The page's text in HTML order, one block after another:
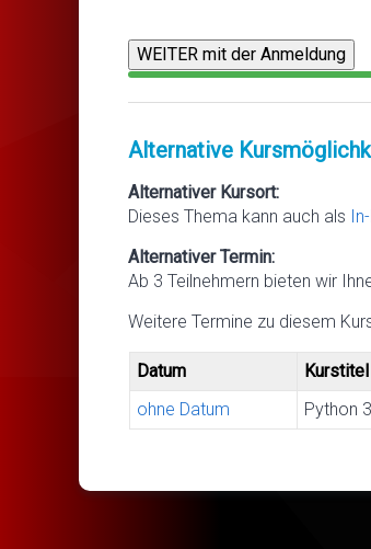
Alternative
Alternativer Kursort:
Dieses Thema kann auch als
Alternativer Termin:
Ab 3 Teilnehmern bieten wir
Weitere Termine zu diesem
Datum Kurstitel
ohne Datum
Python